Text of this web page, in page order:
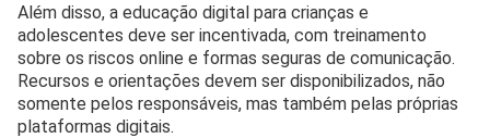
Além disso, a educação digital para crianças e
adolescentes deve ser incentivada, com treinamento
sobre os riscos online e formas seguras de comunicação.
Recursos e orientações devem ser disponibilizados, não
somente pelos responsáveis, mas também pelas próprias
plataformas digitais.